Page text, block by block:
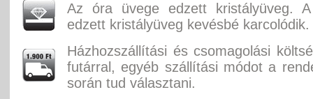
Az óra üvege edzett kristályüveg.
edzett kristályüveg kevésbé karcolódik.
Házhozszállítási és csomagolási
futárral, egyéb szállítási módot a
során tud választani.